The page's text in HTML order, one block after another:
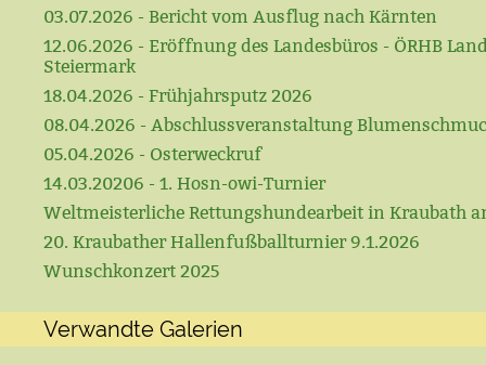
03.07.2026 - Bericht vom Ausflug nach Kärnten
12.06.2026 - Eröffnung des Landesbüros - ÖRHB
Steiermark
18.04.2026 - Frühjahrsputz 2026
08.04.2026 - Abschlussveranstaltung
05.04.2026 - Osterweckruf
14.03.20206 - 1. Hosn-owi-Turnier
Weltmeisterliche Rettungshundearbeit in Kraubath
20. Kraubather Hallenfußballturnier 9.1.2026
Wunschkonzert 2025
Verwandte Galerien